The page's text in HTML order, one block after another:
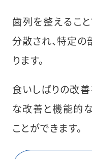
歯列を整えるこ
分散され、特定
ります。
食いしばりの改
な改善と機能的
ことができます。